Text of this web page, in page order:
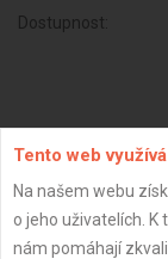
Dostupnost:
Tento web
Na našem webu
o jeho uživatelích.
nám pomáhají